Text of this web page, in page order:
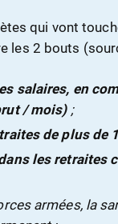
qui vont
les 2 bouts
salaires, en
/ mois);
de plus de
les retraites
armées, la